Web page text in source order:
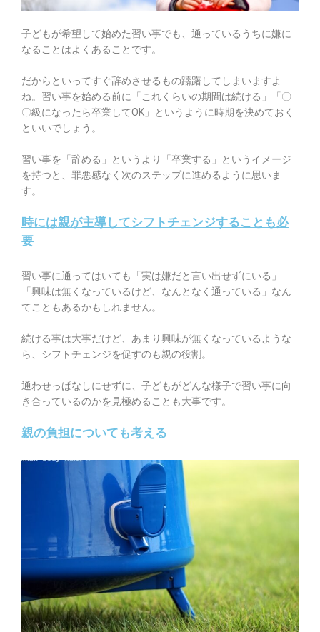
子どもが希望して始めた習い事でも、通っているうちに嫌に
なることはよくあることです。
だからといってすぐ辞めさせるもの躊躇してしまいますよ
ね。 習い事を始める前に「これくらいの期間は続ける」「〇
〇級になったら卒業してOK」というように時期を決めておく
といいでしょう。
習い事を「辞める」というより「卒業する」というイメージ
を持つと、罪悪感なく次のステップに進めるように思いま
す。
時には親が主導してシフトチェンジすることも必
要
習い事に通ってはいても「実は嫌だと言い出せずにいる」
「興味は無くなっているけど、なんとなく通っている」なん
てこともあるかもしれません。
続ける事は大事だけど、あまり興味が無くなっているような
ら、シフトチェンジを促すのも親の役割。
通わせっぱなしにせずに、子どもがどんな様子で習い事に向
き合っているのかを見極めることも大事です。
親の負担についても考える